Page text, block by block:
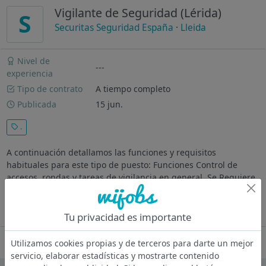
S Vigilante de Seguridad (Lérida)
Securitas Seguridad España · Lleida
Nivel de
experiencia
---
Tipo de contrato
A tiempo completo
Publicada
15 jun.
.
A continuación detallamos las funciones y requisitos
habituales para este tipo de puesto: Funciones Control de
accesos, rondas y tareas de vigilancia en general. Se Requiere
Estar en posesión de la T.I.P. de Vigilante de Seguridad. Si
Oferta desactivada
Tu privacidad es importante
Utilizamos cookies propias y de terceros para darte un mejor
servicio, elaborar estadísticas y mostrarte contenido